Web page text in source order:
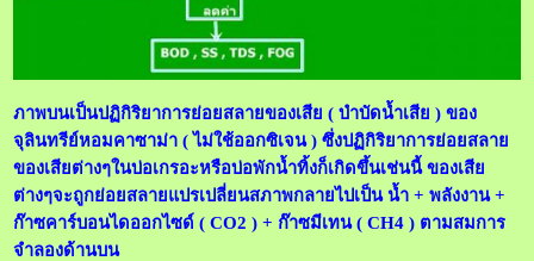
ภาพบนเป็นปฏิกิริยาการย่อยสลายของเสีย ( บำบัดน้ำเสีย ) ของ
จุลินทรีย์หอมคาซาม่า ( ไม่ใช้ออกซิเจน ) ซึ่งปฏิกิริยาการย่อยสลาย
ของเสียต่างๆในบ่อเกรอะหรือบ่อพักน้ำทิ้งก็เกิดขึ้นเช่นนี้ ของเสีย
ต่างๆจะถูกย่อยสลายแปรเปลี่ยนสภาพกลายไปเป็น น้ำ + พลังงาน +
ก๊าซคาร์บอนไดออกไซด์ ( CO2 ) + ก๊าซมีเทน ( CH4 ) ตามสมการ
จำลองด้านบน